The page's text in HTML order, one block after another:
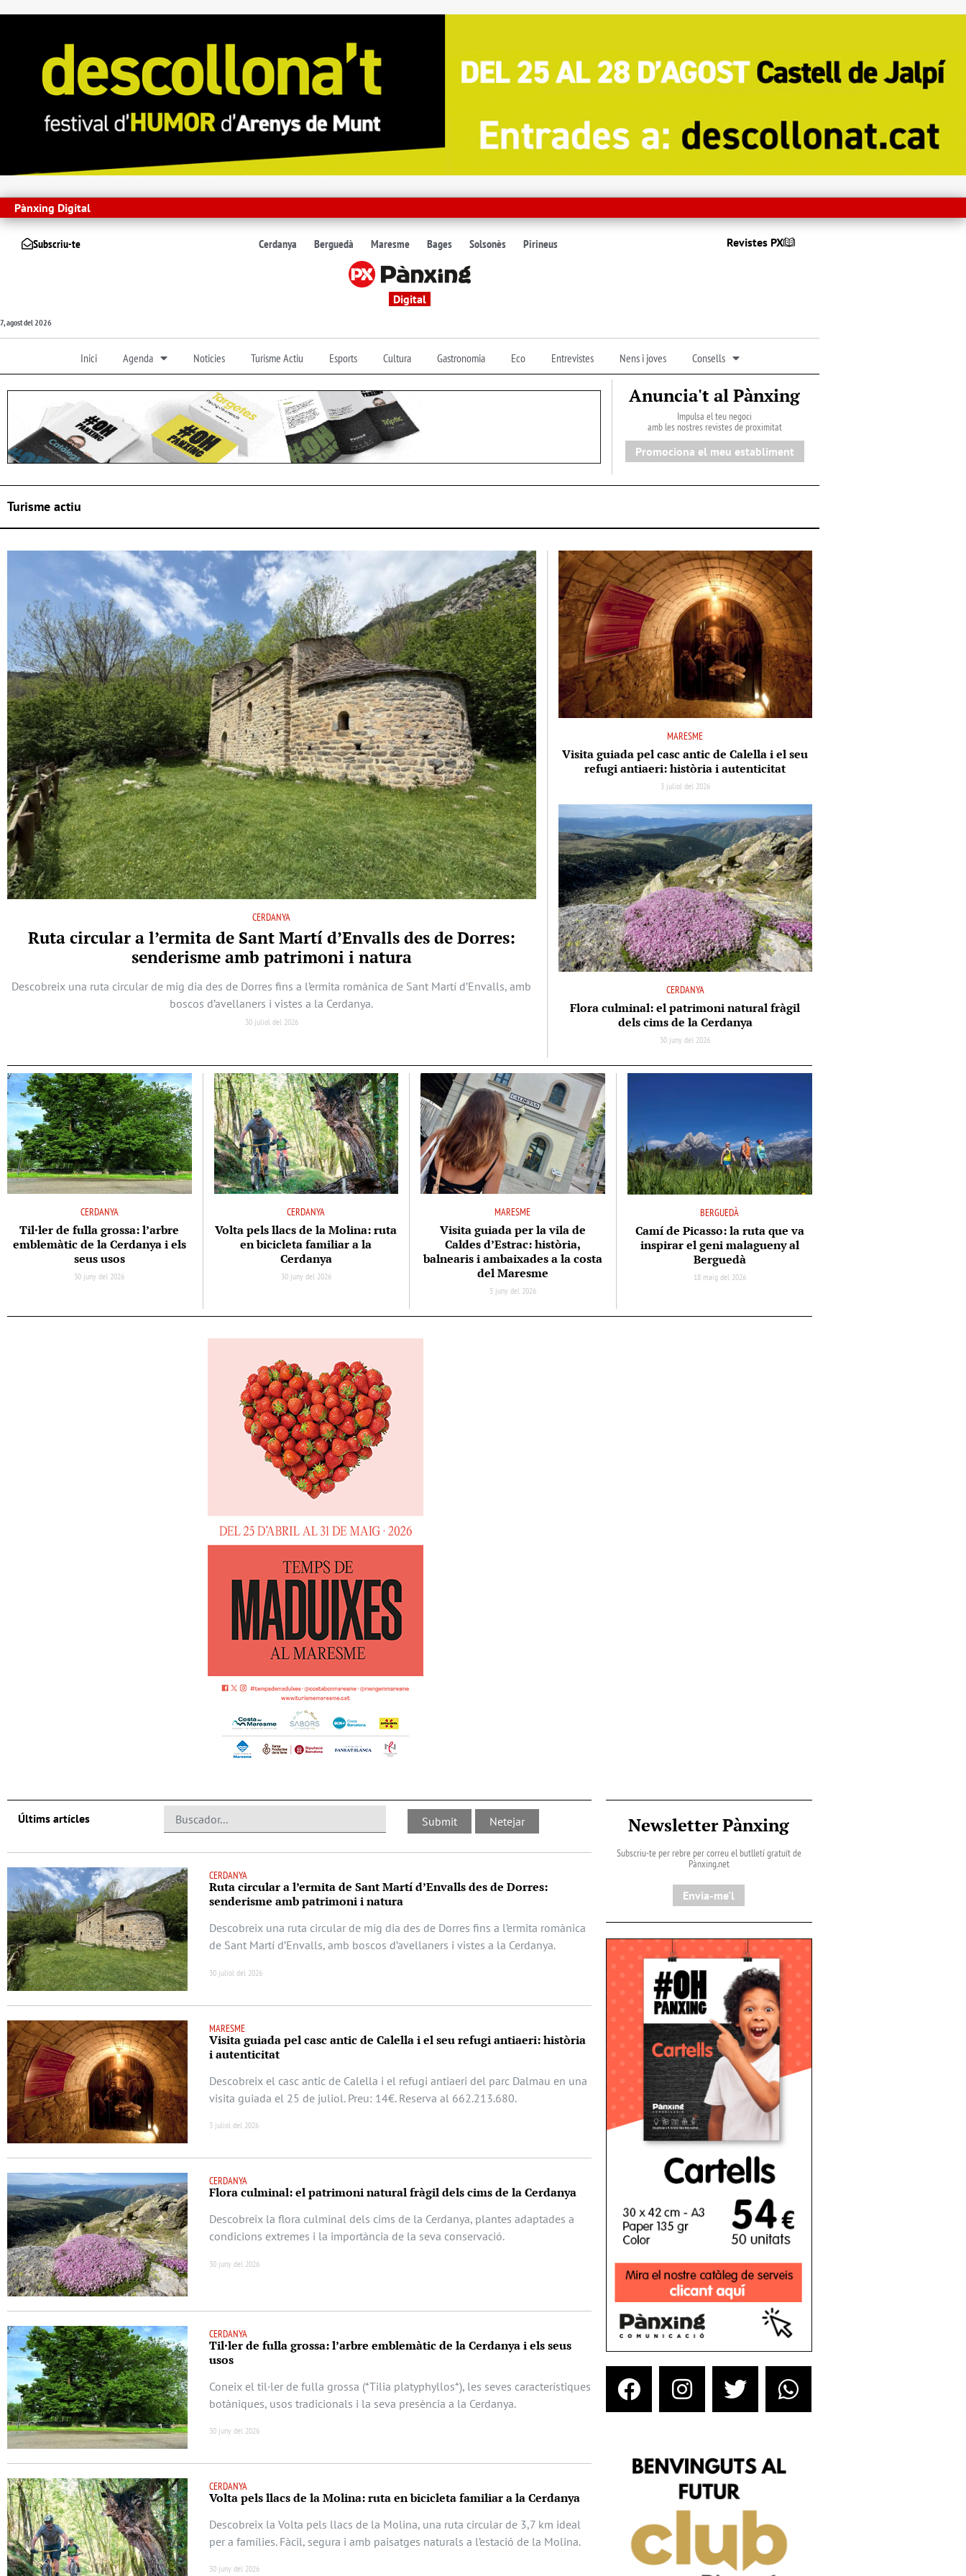
Pànxing Digital
Subscriu-te Cerdanya Berguedà Maresme Bages Solsonès Pirineus Revistes PX
Digital
7, agost del 2026
Inici Agenda Noticies Turisme Actiu Esports Cultura Gastronomia Eco Entrevistes Nens i joves Consells
Anuncia't al Pànxing
Impulsa el teu negoci
amb les nostres revistes de proximitat
Promociona el meu establiment
Turisme actiu
CERDANYA
Ruta circular a l’ermita de Sant Martí d’Envalls des de Dorres:
senderisme amb patrimoni i natura
Descobreix una ruta circular de mig dia des de Dorres fins a l’ermita romànica de Sant Martí d’Envalls, amb
boscos d’avellaners i vistes a la Cerdanya.
30 juliol del 2026
MARESME
Visita guiada pel casc antic de Calella i el seu
refugi antiaeri: història i autenticitat
3 juliol del 2026
CERDANYA
Flora culminal: el patrimoni natural fràgil
dels cims de la Cerdanya
30 juny del 2026
CERDANYA
Til·ler de fulla grossa: l’arbre
emblemàtic de la Cerdanya i els
seus usos
30 juny del 2026
CERDANYA
Volta pels llacs de la Molina: ruta
en bicicleta familiar a la
Cerdanya
30 juny del 2026
MARESME
Visita guiada per la vila de
Caldes d’Estrac: història,
balnearis i ambaixades a la costa
del Maresme
5 juny del 2026
BERGUEDÀ
Camí de Picasso: la ruta que va
inspirar el geni malagueny al
Berguedà
18 maig del 2026
Últims artícles
CERDANYA
Ruta circular a l’ermita de Sant Martí d’Envalls des de Dorres:
senderisme amb patrimoni i natura
Descobreix una ruta circular de mig dia des de Dorres fins a l’ermita romànica
de Sant Martí d’Envalls, amb boscos d’avellaners i vistes a la Cerdanya.
30 juliol del 2026
MARESME
Visita guiada pel casc antic de Calella i el seu refugi antiaeri: història
i autenticitat
Descobreix el casc antic de Calella i el refugi antiaeri del parc Dalmau en una
visita guiada el 25 de juliol. Preu: 14€. Reserva al 662.213.680.
3 juliol del 2026
CERDANYA
Flora culminal: el patrimoni natural fràgil dels cims de la Cerdanya
Descobreix la flora culminal dels cims de la Cerdanya, plantes adaptades a
condicions extremes i la importància de la seva conservació.
30 juny del 2026
CERDANYA
Til·ler de fulla grossa: l’arbre emblemàtic de la Cerdanya i els seus
usos
Coneix el til·ler de fulla grossa (*Tilia platyphyllos*), les seves característiques
botàniques, usos tradicionals i la seva presència a la Cerdanya.
30 juny del 2026
CERDANYA
Volta pels llacs de la Molina: ruta en bicicleta familiar a la Cerdanya
Descobreix la Volta pels llacs de la Molina, una ruta circular de 3,7 km ideal
per a famílies. Fàcil, segura i amb paisatges naturals a l’estació de la Molina.
30 juny del 2026
Newsletter Pànxing
Subscriu-te per rebre per correu el butlletí gratuït de
Pànxing.net​
Envia-me'l